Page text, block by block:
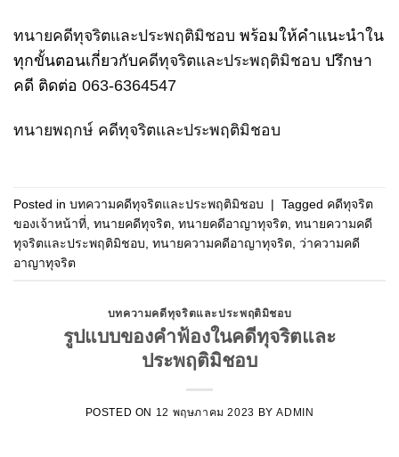
ทนายคดีทุจริตและประพฤติมิชอบ พร้อมให้คำแนะนำใน
ทุกขั้นตอนเกี่ยวกับคดีทุจริตและประพฤติมิชอบ ปรึกษา
คดี ติดต่อ 063-6364547
ทนายพฤกษ์ คดีทุจริตและประพฤติมิชอบ
Posted in บทความคดีทุจริตและประพฤติมิชอบ | Tagged คดีทุจริต
ของเจ้าหน้าที่ ทนายคดีทุจริต ทนายคดีอาญาทุจริต ทนายความคดี
ทุจริตและประพฤติมิชอบ ทนายความคดีอาญาทุจริต ว่าความคดี
อาญาทุจริต
บทความคดีทุจริตและประพฤติมิชอบ
รูปแบบของคำฟ้องในคดีทุจริตและ
ประพฤติมิชอบ
POSTED ON 12 พฤษภาคม 2023 BYADMIN